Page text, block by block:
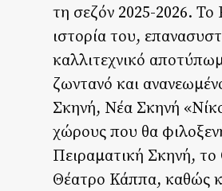
τη σεζόν 2025-2026. Το
ιστορία του,
καλλιτεχνικό
ζωντανό και
Σκηνή, Νέα Σκηνή
χώρους που θα
Πειραματική Σκηνή,
Θέατρο Κάππα, καθώς